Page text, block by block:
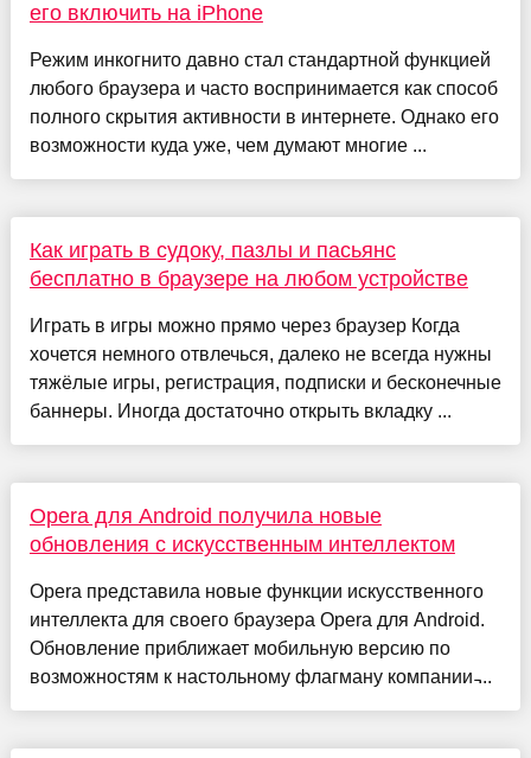
его включить на iPhone
Режим инкогнито давно стал стандартной функцией
любого браузера и часто воспринимается как способ
полного скрытия активности в интернете. Однако его
возможности куда уже, чем думают многие ...
Как играть в судоку, пазлы и пасьянс
бесплатно в браузере на любом устройстве
Играть в игры можно прямо через браузер Когда
хочется немного отвлечься, далеко не всегда нужны
тяжёлые игры, регистрация, подписки и бесконечные
баннеры. Иногда достаточно открыть вкладку ...
Opera для Android получила новые
обновления с искусственным интеллектом
Opera представила новые функции искусственного
интеллекта для своего браузера Opera для Android.
Обновление приближает мобильную версию по
возможностям к настольному флагману компании ̵...